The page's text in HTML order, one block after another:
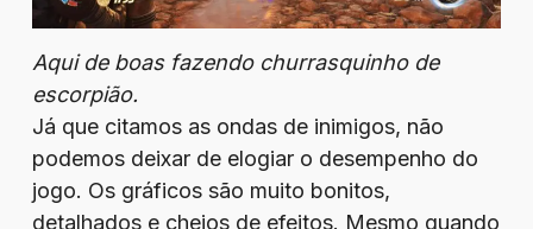
Aqui de boas fazendo churrasquinho de
escorpião.
Já que citamos as ondas de inimigos, não
podemos deixar de elogiar o desempenho do
jogo. Os gráficos são muito bonitos,
detalhados e cheios de efeitos. Mesmo quando